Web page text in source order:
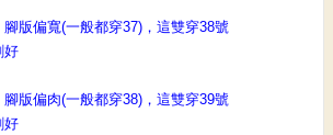
版偏寬(一般都穿37)，這雙穿38號
好
版偏肉(一般都穿38)，這雙穿39號
好